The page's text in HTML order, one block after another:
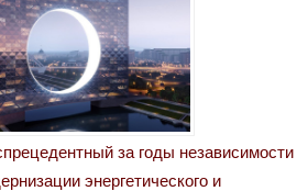
за годы независимости
энергетического и